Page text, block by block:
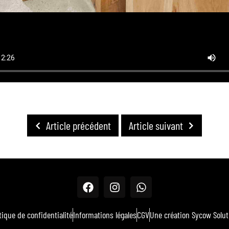
Article précédent Article suivant
de confidentialitéInformations légalesCGVUne création Sycow